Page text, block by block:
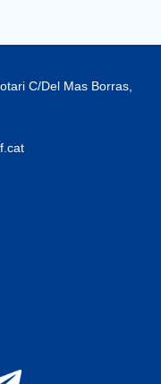
C/Del Mas Borras,